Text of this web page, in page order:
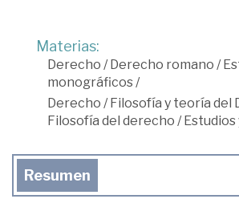
Materias:
Derecho /Derecho romano /
monográficos/
Derecho /Filosofía y teoría del
Filosofía del derecho /Estudios
Resumen